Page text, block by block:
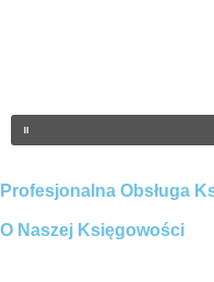
Profesjonalna Obsługa
O Naszej Księgowości